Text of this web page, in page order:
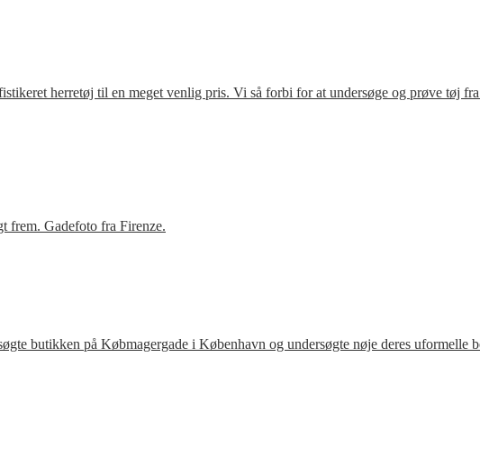
herretøj til en meget venlig pris. Vi så forbi for at undersøge og prøve tøj
frem. Gadefoto fra Firenze.
butikken på Købmagergade i København og undersøgte nøje deres